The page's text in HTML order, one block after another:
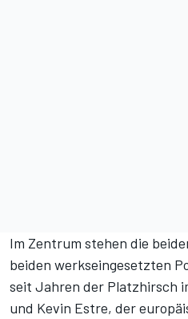
Im Zentrum stehen die
beiden werkseingesetzten
seit Jahren der Platzhirsch
und Kevin Estre, der